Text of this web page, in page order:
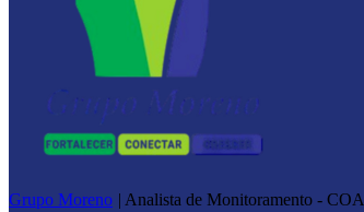
Grupo Moreno | Analista de Monitoramento - COA